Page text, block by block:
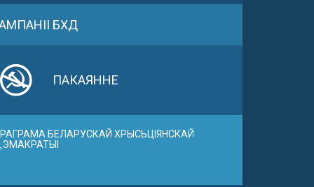
БХД
ПАКАЯННЕ
БЕЛАРУСКАЙ ХРЫСЬЦІЯНСКАЙ